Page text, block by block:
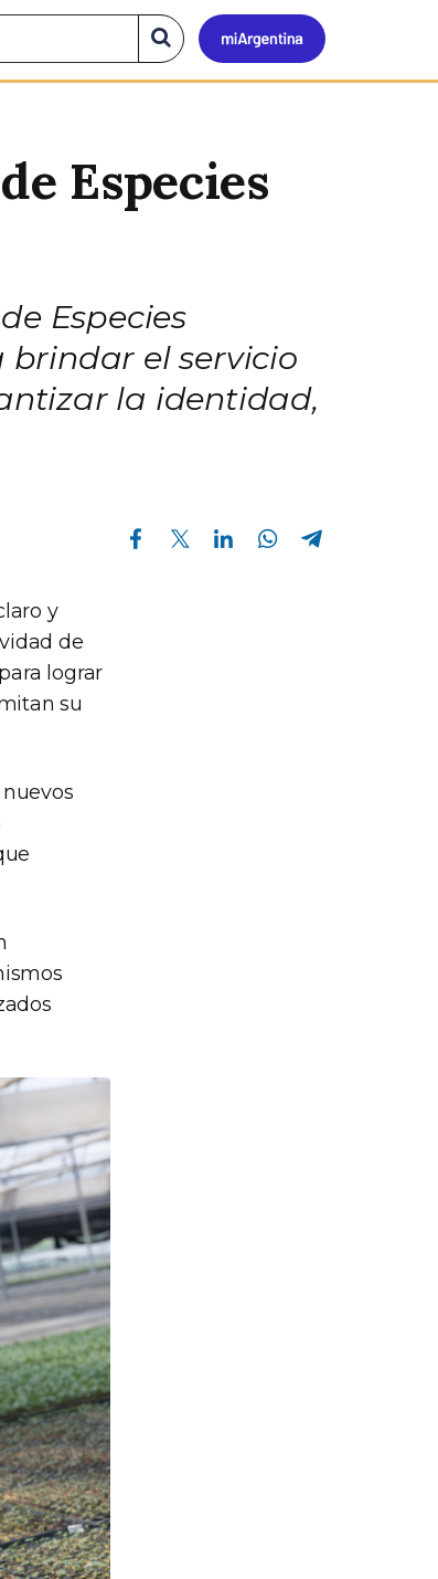
Mi
Buscar
en
el
Especies
Especies
el servicio
la identidad,
Compartir en Facebook Compartir en Twitter Compartir en Linkedin Compartir en Whatsapp
y
de
lograr
su